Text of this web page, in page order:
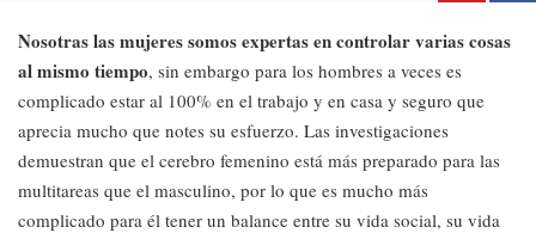
Nosotras las mujeres somos expertas en controlar varias cosas
al mismo tiempo, sin embargo para los hombres a veces es
complicado estar al 100% en el trabajo y en casa y seguro que
aprecia mucho que notes su esfuerzo. Las investigaciones
demuestran que el cerebro femenino está más preparado para las
multitareas que el masculino, por lo que es mucho más
complicado para él tener un balance entre su vida social, su vida